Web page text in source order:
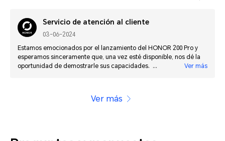
Servicio de atención al cliente
03-06-2024
Estamos emocionados por el lanzamiento del HONOR 200 Pro y
esperamos sinceramente que, una vez esté disponible, nos dé la
oportunidad de demostrarle sus capacidades. Confiamos en que
Ver más
Ver más